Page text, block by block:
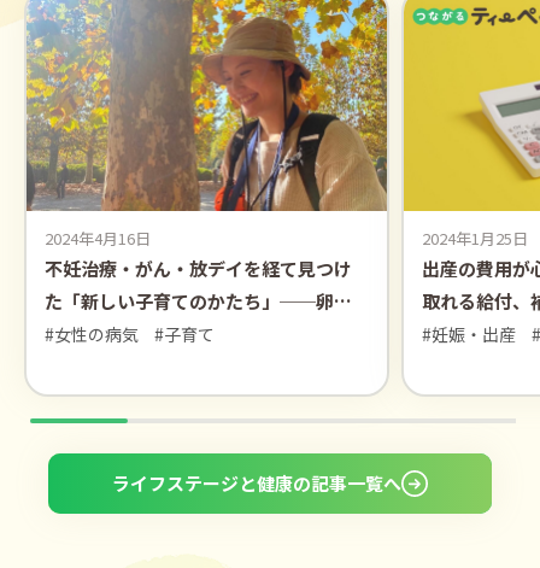
2024年4月16日
不妊治療・がん・放デイを経て見つけ
た「新しい子育てのかたち」──卵巣
がんサバイバー恵さん
#女性の病気 #子育て
2024年1月25日
出産の費用が
取れる給付、
#妊娠・出産
ライフステージと健康の記事一覧へ